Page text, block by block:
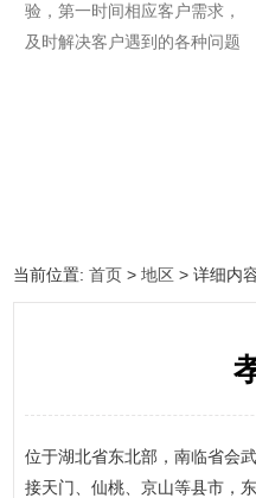
验，第一时间相应客户需求，
及时解决客户遇到的各种问题
当前位置:首页 >地区 > 详细内
位于湖北省东北部，南临省会
接天门、仙桃、京山等县市，